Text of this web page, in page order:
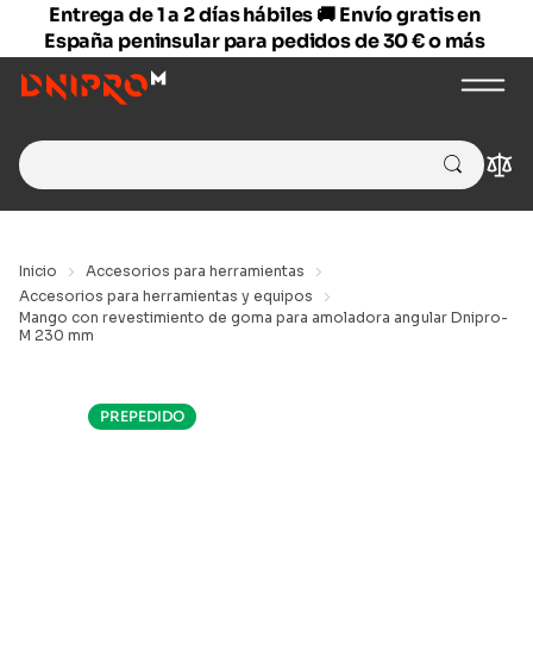
Entrega de 1 a 2 días hábiles 🚚 Envío gratis en
España peninsular para pedidos de 30 € o más
Search
for:
Inicio
Accesorios para herramientas
Accesorios para herramientas y equipos
Mango con revestimiento de goma para amoladora angular Dnipro-
M 230 mm
PREPEDIDO